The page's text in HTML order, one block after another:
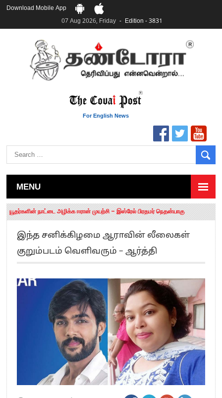
Download Mobile App
07 Aug 2026, Friday
Edition - 3831
For English News
MENU
தமிழக சட்டப்பேரவையில் காலியிடங்கள் 6 ஆக உயர்வு
யூதர்களின் நாட்டை அழிக்க ஈரான் முயற்சி – இஸ்ரேல் பிரதமர் நெதன்யாகு
“மக்களால் நிராகரிக்கப்பட்டவர் ஸ்டாலின்!” – செங்கோட்டையன்
எங்களை நீக்குவதற்கு இபிஎஸ்க்கு அதிகாரம் இல்லை.. – சி. வி.சண்முகம்
எஸ்.பி.வேலுமணி, சி.வி.சண்முகம் உள்ளிட்ட MLA-க்கள் பதவி பறிப்பு
”நீட் தேர்வை முழுமையாக ரத்து செய்ய வேண்டும்”- முதல்வர் விஜய்
தலைவர் அன்புமணி ராமதாஸ்
பிரவீன் சக்ரவர்த்தியின் கருத்து காங்கிரஸ் தலைமையின் கருத்து கிடையாது – கார்த்தி
“ஜெயலலிதா அவர்களே என் ரோல் மாடல்” -பிரேமலதா விஜயகாந்த் பேட்டி
ராகுல் காந்தி கைது – தவெக தலைவர் விஜய் கண்டனம்
செத்து சாம்பல் ஆனாலும் தனித்துதான் போட்டி – சீமான்
பாகிஸ்தானின் அணு ஆயுத மிரட்டலுக்கு அஞ்சமாட்டோம் – இந்தியா
மத்திய ஆசிரியர் தகுதித் தேர்வு: பட்டதாரிகள் அக்.16 வரை விண்ணப்பிக்கலாம்
தமிழக சட்டப்பேரவையில் காலியிடங்கள் 6 ஆக உயர்வு
இந்த சனிக்கிழமை ஆராவின் லீலைகள்
குறும்படம் வெளிவரும் – ஆர்த்தி